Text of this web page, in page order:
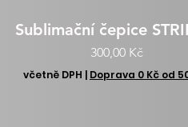
Sublimační čepice
Cena
300,00 Kč
včetně DPH | Doprava 0 Kč od